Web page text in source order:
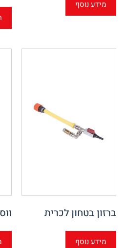
מידע נוסף
ברזון בטחון לכרית
מידע נוסף